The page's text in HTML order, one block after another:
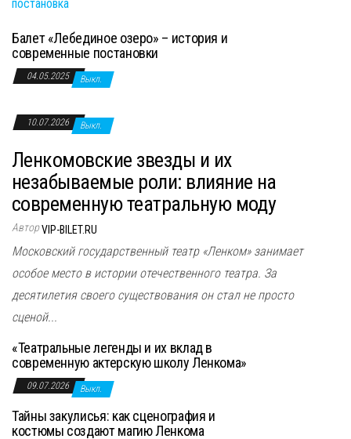
Балет «Лебединое озеро» – история и
современные постановки
04.05.2025 Выкл.
10.07.2026 Выкл.
Ленкомовские звезды и их
незабываемые роли: влияние на
современную театральную моду
АвторVIP-BILET.RU
Московский государственный театр «Ленком» занимает
особое место в истории отечественного театра. За
десятилетия своего существования он стал не просто
сценой...
«Театральные легенды и их вклад в
современную актерскую школу Ленкома»
09.07.2026 Выкл.
Тайны закулисья: как сценография и
костюмы создают магию Ленкома